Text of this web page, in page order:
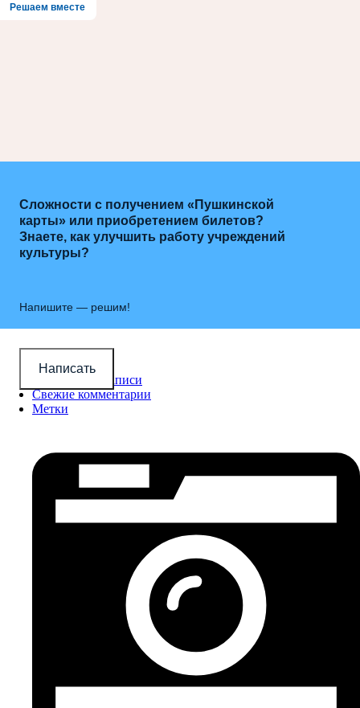
Решаем вместе
Сложности с получением «Пушкинской
карты» или приобретением билетов?
Знаете, как улучшить работу учреждений
культуры?
Напишите — решим!
Написать
Новые записи
Популярные записи
Свежие комментарии
Метки